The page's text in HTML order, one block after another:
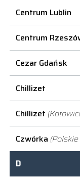
Centrum Lublin
Centrum
Cezar Gdańsk
Chillizet
Chillizet
Czwórka
D